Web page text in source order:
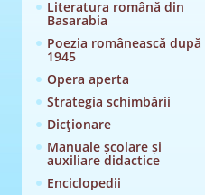
Literatura română din
Basarabia
Poezia românească după
1945
Opera aperta
Strategia schimbării
Dicţionare
Manuale școlare și
auxiliare didactice
Enciclopedii